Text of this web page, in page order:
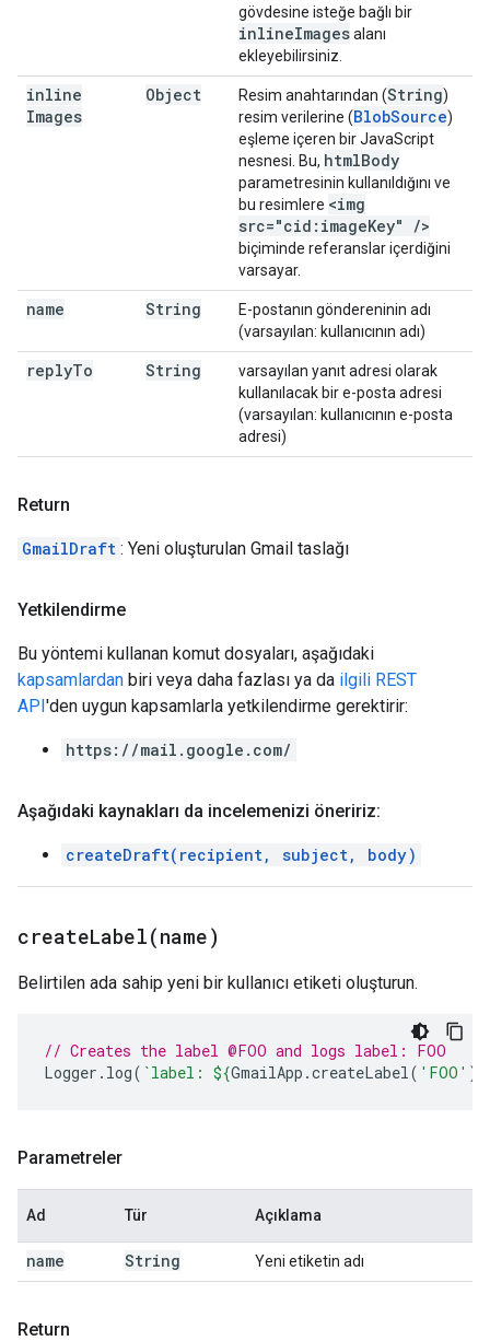
gövdesine isteğe bağlı bir
inlineImagesalanı
ekleyebilirsiniz.
inline
Images
Object Resim anahtarından (String)
resim verilerine (BlobSource)
eşleme içeren bir JavaScript
nesnesi. Bu, htmlBody
parametresinin kullanıldığını ve
bu resimlere <img
src="cid:imageKey" />
biçiminde referanslar içerdiğini
varsayar.
name String
E-postanın göndereninin adı
(varsayılan: kullanıcının adı)
replyTo String
varsayılan yanıt adresi olarak
kullanılacak bir e-posta adresi
(varsayılan: kullanıcının e-posta
adresi)
Return
GmailDraft : Yeni oluşturulan Gmail taslağı
Yetkilendirme
Bu yöntemi kullanan komut dosyaları, aşağıdaki
kapsamlardan biri veya daha fazlası ya da ilgili REST
API'den uygun kapsamlarla yetkilendirme gerektirir:
https://mail.google.com/
Aşağıdaki kaynakları da incelemenizi öneririz:
createDraft(recipient, subject, body)
createLabel(name)
Belirtilen ada sahip yeni bir kullanıcı etiketi oluşturun.
// Creates the label @FOO and logs label: FOO
Logger . log( `label: ${GmailApp .createLabel( 'FOO' )
Parametreler
Ad Tür Açıklama
name String Yeni etiketin adı
Return